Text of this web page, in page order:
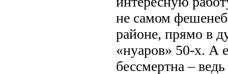
не самом
районе, прямо в
«нуаров» 50-х. А
бессмертна –